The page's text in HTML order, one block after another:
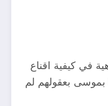
في كيفية اقناع
بموسى بعقولهم لم